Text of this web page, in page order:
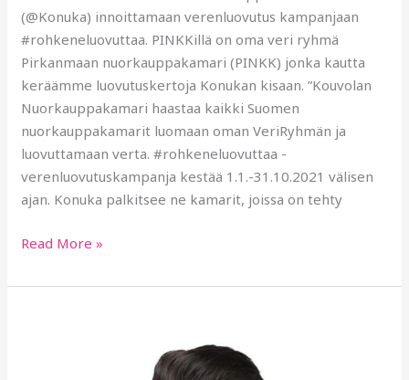
(@Konuka) innoittamaan verenluovutus kampanjaan
#rohkeneluovuttaa. PINKKillä on oma veri ryhmä
Pirkanmaan nuorkauppakamari (PINKK) jonka kautta
keräämme luovutuskertoja Konukan kisaan. ”Kouvolan
Nuorkauppakamari haastaa kaikki Suomen
nuorkauppakamarit luomaan oman VeriRyhmän ja
luovuttamaan verta. #rohkeneluovuttaa -
verenluovutuskampanja kestää 1.1.-31.10.2021 välisen
ajan. Konuka palkitsee ne kamarit, joissa on tehty
Read More »